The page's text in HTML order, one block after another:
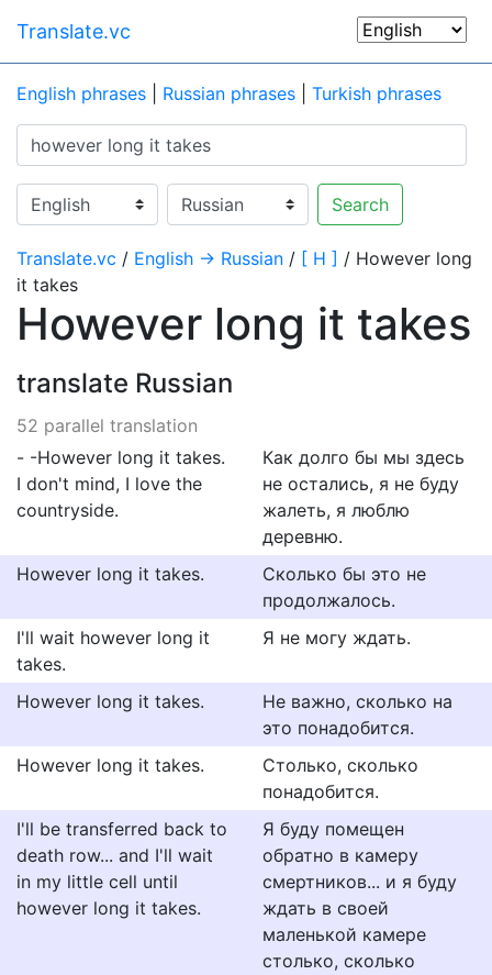
Translate.vc
English phrases Russian phrases Turkish phrases
Search
Translate.vc / English → Russian / [ H ] / However long
it takes
However long it takes
translate Russian
52 parallel translation
- -However long it takes.
I don't mind, I love the
countryside.
Как долго бы мы здесь
не остались, я не буду
жалеть, я люблю
деревню.
However long it takes.
Сколько бы это не
продолжалось.
I'll wait however long it
takes.
Я не могу ждать.
However long it takes.
Не важно, сколько на
это понадобится.
However long it takes.
Столько, сколько
понадобится.
I'll be transferred back to
death row... and I'll wait
in my little cell until
however long it takes.
Я буду помещен
обратно в камеру
смертников... и я буду
ждать в своей
маленькой камере
столько, сколько